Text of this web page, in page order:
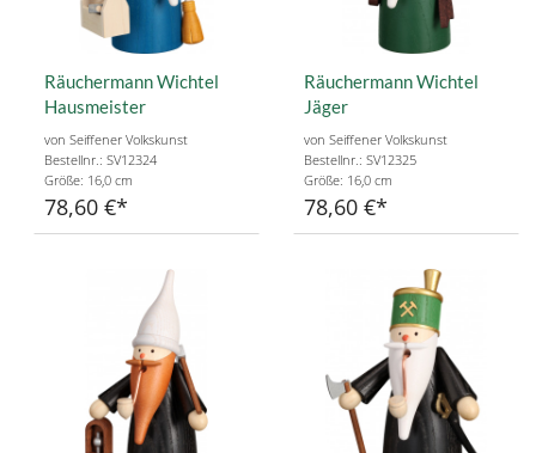
Räuchermann Wichtel
Hausmeister
von Seiffener Volkskunst
Bestellnr.: SV12324
Größe: 16,0 cm
78,60 €
Räuchermann Wichtel
Jäger
von Seiffener Volkskunst
Bestellnr.: SV12325
Größe: 16,0 cm
78,60 €